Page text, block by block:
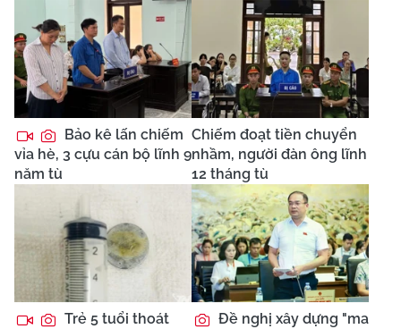
Bảo kê lấn chiếm
vỉa hè, 3 cựu cán bộ lĩnh 9
năm tù
Chiếm đoạt tiền chuyển
nhầm, người đàn ông lĩnh
12 tháng tù
Trẻ 5 tuổi thoát
Đề nghị xây dựng "ma